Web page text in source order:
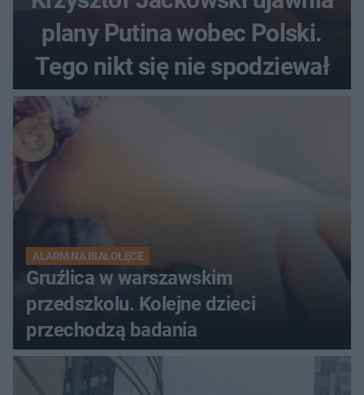
plany Putina wobec Polski.
Tego nikt się nie spodziewał
ALARM NA BIAŁOŁĘCE
Gruźlica w warszawskim
przedszkolu. Kolejne dzieci
przechodzą badania